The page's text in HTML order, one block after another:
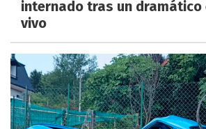
internado tras un dramático
vivo